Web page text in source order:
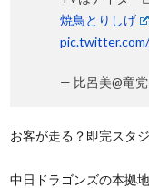
焼鳥とりしげ
— 比呂美@竜
お客が走る？即完スタ
中日ドラゴンズの本拠